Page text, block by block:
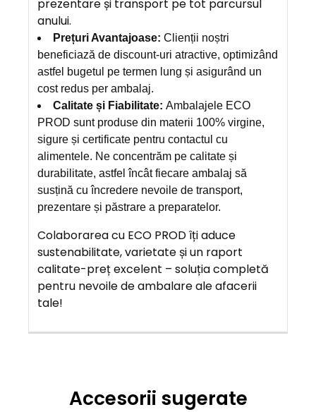
prezentare și transport pe tot parcursul
anului.
Prețuri Avantajoase: Clienții noștri
beneficiază de discount-uri atractive, optimizând
astfel bugetul pe termen lung și asigurând un
cost redus per ambalaj.
Calitate și Fiabilitate: Ambalajele ECO
PROD sunt produse din materii 100% virgine,
sigure și certificate pentru contactul cu
alimentele. Ne concentrăm pe calitate și
durabilitate, astfel încât fiecare ambalaj să
susțină cu încredere nevoile de transport,
prezentare și păstrare a preparatelor.
Colaborarea cu ECO PROD îți aduce
sustenabilitate, varietate și un raport
calitate-preț excelent – soluția completă
pentru nevoile de ambalare ale afacerii
tale!
Accesorii sugerate